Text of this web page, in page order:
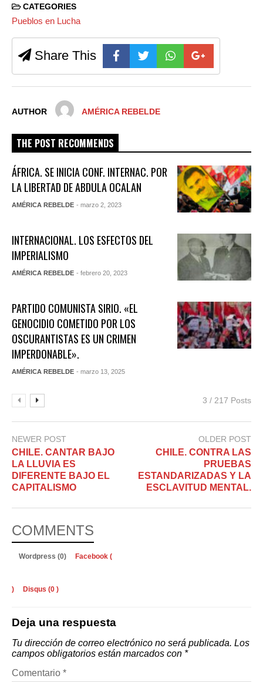
CATEGORIES
Pueblos en Lucha
Share This
AUTHOR AMÉRICA REBELDE
THE POST RECOMMENDS
ÁFRICA. SE INICIA CONF. INTERNAC. POR
LA LIBERTAD DE ABDULA OCALAN
AMÉRICA REBELDE - marzo 2, 2023
INTERNACIONAL. LOS ESFECTOS DEL
IMPERIALISMO
AMÉRICA REBELDE - febrero 20, 2023
PARTIDO COMUNISTA SIRIO. «EL
GENOCIDIO COMETIDO POR LOS
OSCURANTISTAS ES UN CRIMEN
IMPERDONABLE».
AMÉRICA REBELDE - marzo 13, 2025
3 / 217 Posts
NEWER POST
CHILE. CANTAR BAJO
LA LLUVIA ES
DIFERENTE BAJO EL
CAPITALISMO
OLDER POST
CHILE. CONTRA LAS
PRUEBAS
ESTANDARIZADAS Y LA
ESCLAVITUD MENTAL.
COMMENTS
Wordpress (0) Facebook (
) Disqus (0 )
Deja una respuesta
Tu dirección de correo electrónico no será publicada. Los
campos obligatorios están marcados con *
Comentario *